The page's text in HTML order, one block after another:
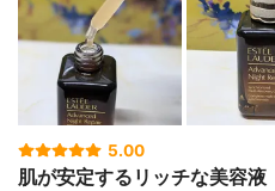
5.00
肌が安定するリッチな美容液